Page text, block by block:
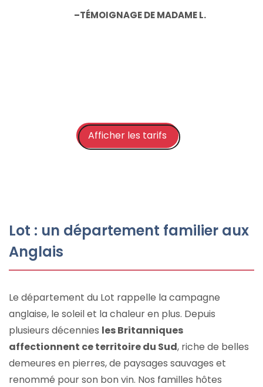
TÉMOIGNAGE DE MADAME L.
Afficher les tarifs
Lot : un département familier aux
Anglais
Le département du Lot rappelle la campagne
anglaise, le soleil et la chaleur en plus. Depuis
plusieurs décennies les Britanniques
affectionnent ce territoire du Sud, riche de belles
demeures en pierres, de paysages sauvages et
renommé pour son bon vin. Nos familles hôtes